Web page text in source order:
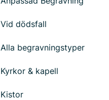
Vid dödsfall
Alla begravningstyper
Kyrkor & kapell
Kistor